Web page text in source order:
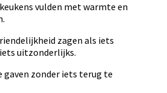
vulden met warmte en
zagen als iets
uitzonderlijks.
gaven zonder iets terug te